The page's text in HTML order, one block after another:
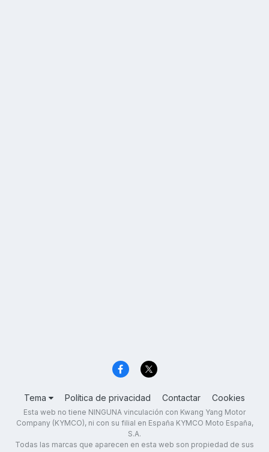
Tema Política de privacidad Contactar Cookies
Esta web no tiene NINGUNA vinculación con Kwang Yang Motor
Company (KYMCO), ni con su filial en España KYMCO Moto España,
S.A.
Todas las marcas que aparecen en esta web son propiedad de sus